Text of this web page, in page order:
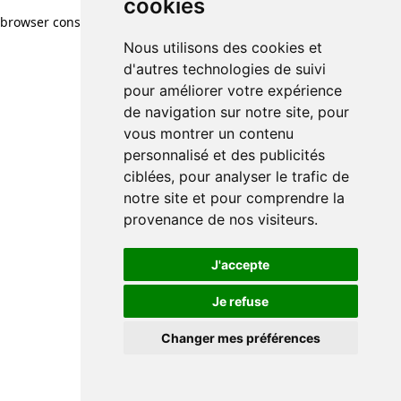
cookies
Nous utilisons des cookies et
d'autres technologies de suivi
pour améliorer votre expérience
de navigation sur notre site, pour
vous montrer un contenu
personnalisé et des publicités
ciblées, pour analyser le trafic de
notre site et pour comprendre la
provenance de nos visiteurs.
J'accepte
Je refuse
Changer mes préférences
browser console for more information)